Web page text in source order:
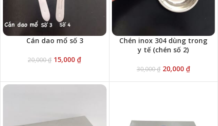
Cán dao mổ số 3
20,000₫ 15,000₫
Chén inox 304 dùng trong
y tế (chén số 2)
30,000₫ 20,000 ₫